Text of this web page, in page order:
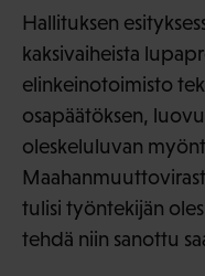
Hallituksen
kaksivaiheista
elinkeinotoimisto
osapäätöksen,
oleskeluluvan
tulisi työntekijän
tehdä niin sanottu